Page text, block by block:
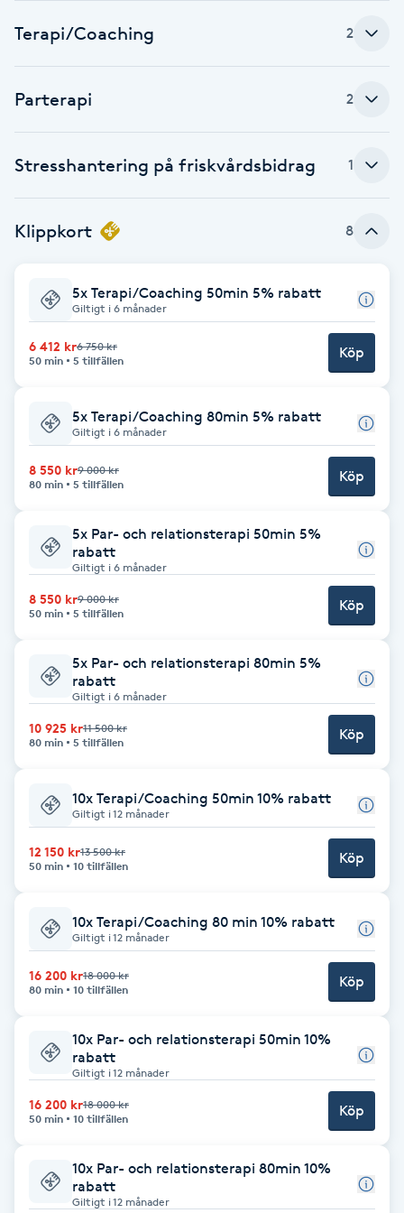
Babylights
Bambumassage
Barnklippning
Bottenfärg
Brynformning
Brynfärgning
Brynplockning
Color correction
Cryoterapi
Damklippning
Dermapen
Diamantslipning
E
Enzympeeling
Extensions
Eyeliner-tatuering
Terapi/Coaching 2
Parterapi 2
Stresshantering på friskvårdsbidrag 1
Klippkort 8
5x Terapi/Coaching 50min 5% rabatt
Giltigt i 6 månader
6 412 kr6 750 kr
50 min
5 tillfällen Köp
5x Terapi/Coaching 80min 5% rabatt
Giltigt i 6 månader
8 550 kr9 000 kr
80 min
5 tillfällen Köp
5x Par- och relationsterapi 50min 5%
rabatt
Giltigt i 6 månader
8 550 kr9 000 kr
50 min
5 tillfällen Köp
5x Par- och relationsterapi 80min 5%
rabatt
Giltigt i 6 månader
10 925 kr11 500 kr
80 min
5 tillfällen Köp
10x Terapi/Coaching 50min 10% rabatt
Giltigt i 12 månader
12 150 kr13 500 kr
50 min
10 tillfällen Köp
10x Terapi/Coaching 80 min 10% rabatt
Giltigt i 12 månader
16 200 kr18 000 kr
80 min
10 tillfällen Köp
10x Par- och relationsterapi 50min 10%
rabatt
Giltigt i 12 månader
16 200 kr18 000 kr
50 min
10 tillfällen Köp
10x Par- och relationsterapi 80min 10%
rabatt
Giltigt i 12 månader